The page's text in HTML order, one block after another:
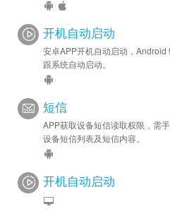
开机自动启动
安卓APP开机自动启动，
跟系统自动启动。
短信
APP获取设备短信读取权限，需
设备短信列表及短信内容。
开机自动启动